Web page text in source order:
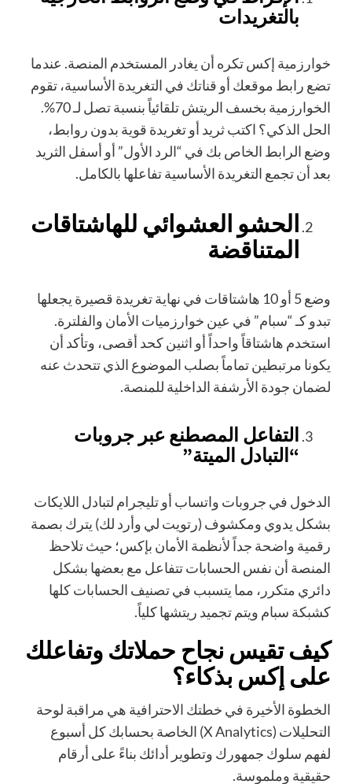
بالتغريدات
خوارزمية إكس تكره أن يغادر المستخدم المنصة. عندما
تضع رابط موقعك أو قناتك في التغريدة الأساسية، تقوم
الخوارزمية بخسف الريتش تلقائياً بنسبة تصل لـ 70%.
الحل الذكي؟ اكتب ثريد أو تغريدة قوية بدون روابط،
وضع الرابط الخاص بك في “الرد الأول” أو أسفل الثريد
بعد أن تجمع التغريدة الأساسية تفاعلها بالكامل.
الحشو العشوائي للهاشتاقات
المتناقضة
وضع 5 أو 10 هاشتاقات في نهاية تغريدة قصيرة يجعلها
تبدو كـ “سبام” في عين خوارزميات الأمان والفلترة.
استخدم هاشتاقاً واحداً أو اثنين كحد أقصى، وتأكد أن
يكونا مرتبطين تماماً بصلب الموضوع الذي تتحدث عنه
لضمان جودة الأرشفة الداخلية للمنصة.
التفاعل المصطنع عبر جروبات
“التبادل الميتة”
الدخول في جروبات واتساب أو تليجرام لتبادل اللايكات
بشكل يدوي ومكشوف (رتويت لي وأرد لك) يترك بصمة
رقمية واضحة جداً لأنظمة الأمان بإكس؛ حيث تلاحظ
المنصة أن نفس الحسابات تتفاعل مع بعضها بشكل
دائري متكرر، مما يتسبب في تصنيف الحسابات كلها
كشبكة سبام ويتم تجميد ريتشها كلياً.
كيف تقيس نجاح حملاتك وتفاعلك
على إكس بذكاء؟
الخطوة الأخيرة في خطتك الاحترافية هي مراقبة لوحة
التحليلات (X Analytics) الخاصة بحسابك كل أسبوع
لفهم سلوك جمهورك وتطوير أدائك بناءً على أرقام
حقيقية وملموسة.